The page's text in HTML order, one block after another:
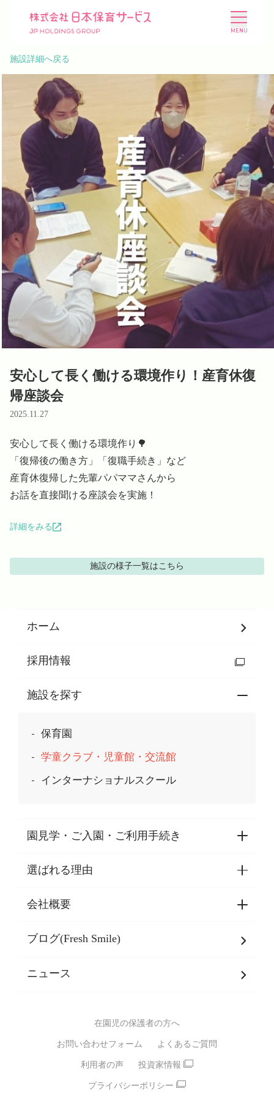
施設を探す 選ばれる理由
会社概要 ニュース
投資家情報 採用情報
Language
ホーム
利用者の声
プライバシーポリシー
施設詳細へ戻る
安心して長く働ける環境作り！産育休復
帰座談会
2025.11.27
安心して長く働ける環境作り🌳
「復帰後の働き方」「復職手続き」など
産育休復帰した先輩パパママさんから
お話を直接聞ける座談会を実施！
詳細をみる
施設の様子一覧はこちら
ホーム
採用情報
施設を探す
保育園
学童クラブ・児童館・交流館
インターナショナルスクール
園見学・ご入園・ご利用手続き
園見学・ご入園・ご利用手続き
東京都認証保育所空き状況
選ばれる理由
選ばれる理由一覧
乳児期・幼児期・
バイリンガル保育園
スポーツ保育園
モンテッソーリ式保育園
STEAMS保育・学童
えいご
会社概要
会社概要
SDGsについて
ブログ(Fresh Smile)
ニュース
在園児の保護者の方へ
お問い合わせフォーム よくあるご質問
利用者の声 投資家情報
プライバシーポリシー